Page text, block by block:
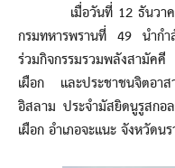
เมื่อวันที่ 12 ธันวาคม
กรมทหารพรานที่ 49 นำกำ
ร่วมกิจกรรมรวมพลังสามัค
เผือก และประชาชนจิตอา
อิสลาม ประจำมัสยิดนูรูสก
เผือก อำเภอจะแนะ จังหวัดน